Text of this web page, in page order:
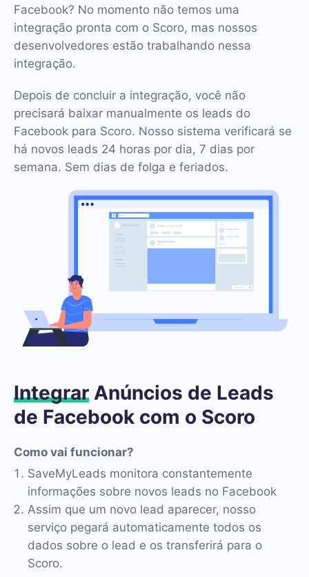
Facebook? No momento não temos uma
integração pronta com o Scoro, mas nossos
desenvolvedores estão trabalhando nessa
integração.
Depois de concluir a integração, você não
precisará baixar manualmente os leads do
Facebook para Scoro. Nosso sistema verificará se
há novos leads 24 horas por dia, 7 dias por
semana. Sem dias de folga e feriados.
Integrar Anúncios de Leads
de Facebook com o Scoro
Como vai funcionar?
SaveMyLeads monitora constantemente
informações sobre novos leads no Facebook
Assim que um novo lead aparecer, nosso
serviço pegará automaticamente todos os
dados sobre o lead e os transferirá para o
Scoro.